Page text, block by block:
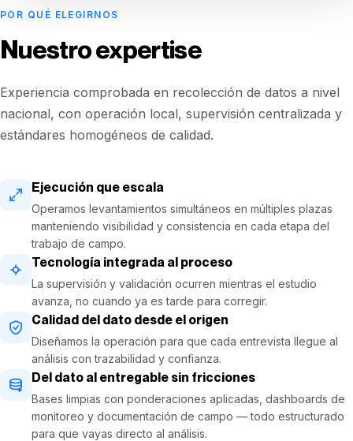
POR QUÉ ELEGIRNOS
Nuestro expertise
Experiencia comprobada en recolección de datos a nivel
nacional, con operación local, supervisión centralizada y
estándares homogéneos de calidad.
Ejecución que escala
Operamos levantamientos simultáneos en múltiples plazas
manteniendo visibilidad y consistencia en cada etapa del
trabajo de campo.
Tecnología integrada al proceso
La supervisión y validación ocurren mientras el estudio
avanza, no cuando ya es tarde para corregir.
Calidad del dato desde el origen
Diseñamos la operación para que cada entrevista llegue al
análisis con trazabilidad y confianza.
Del dato al entregable sin fricciones
Bases limpias con ponderaciones aplicadas, dashboards de
monitoreo y documentación de campo — todo estructurado
para que vayas directo al análisis.